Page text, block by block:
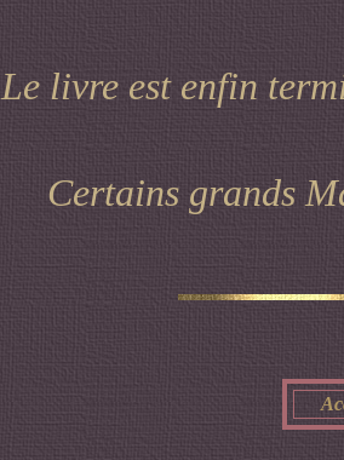
Le livre est enfin
Certains grands